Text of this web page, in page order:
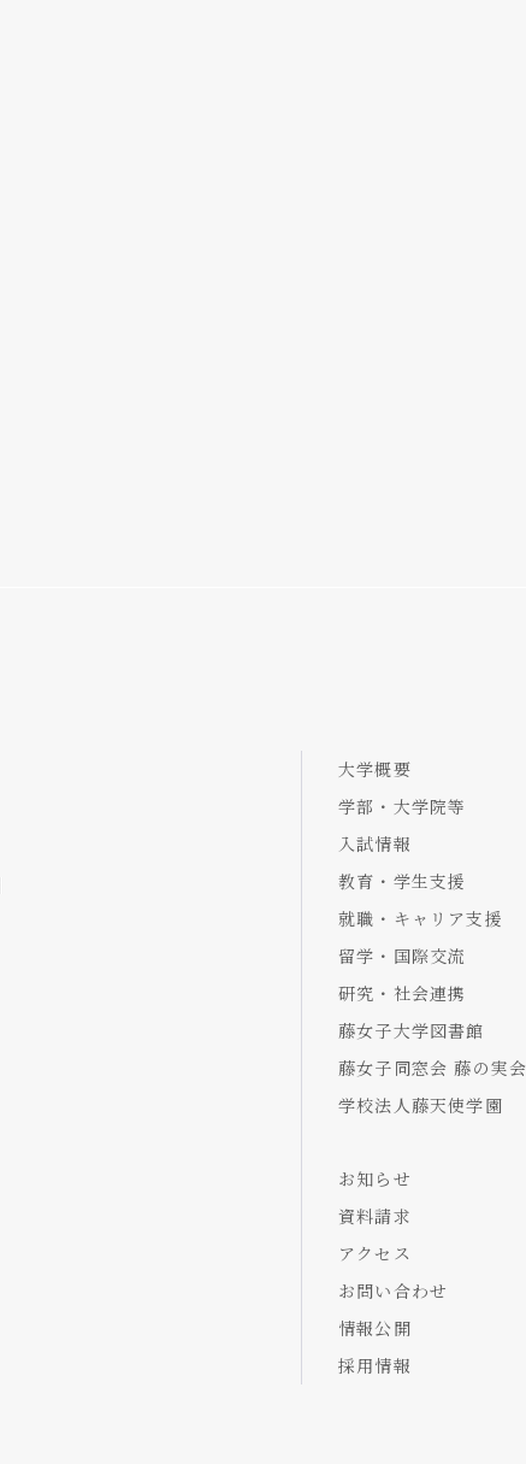
大学概要
学部・大学院等
入試情報
教育・学生支援
就職・キャリア支援
留学・国際交流
研究・社会連携
藤女子大学図書館
藤女子同窓会 藤の実会
学校法人藤天使学園
お知らせ
資料請求
アクセス
お問い合わせ
情報公開
採用情報